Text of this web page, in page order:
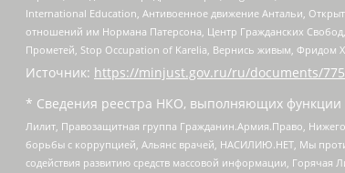
International Education, Антивоенное движение Антальи,
отношений им Нормана Патерсона, Центр Гражданских
Прометей, Stop Occupation of Karelia, Вернись живым, Фридом
Источник: https://minjust.gov.ru/ru/documents/
* Сведения реестра НКО, выполняющих функции
Лилит, Правозащитная группа Гражданин.Армия.Право,
борьбы с коррупцией, Альянс врачей, НАСИЛИЮ.НЕТ, Мы
содействия развитию средств массовой информации,